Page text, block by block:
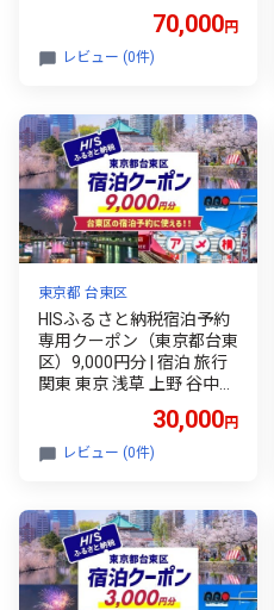
70,000円
レビュー (0件)
東京都 台東区
HISふるさと納税宿泊予約
専用クーポン（東京都台東
区）9,000円分 | 宿泊 旅行
関東 東京 浅草 上野 谷中
30,000円
レビュー (0件)